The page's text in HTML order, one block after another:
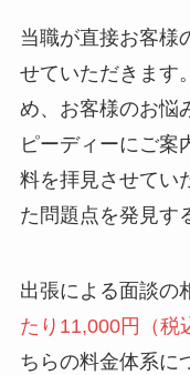
当職が直接お客様
せていただきます
め、お客様のお悩
ピーディーにご案
料を拝見させてい
た問題点を発見す
出張による面談の
たり11,000円（税
ちらの料金体系に